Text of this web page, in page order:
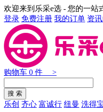
欢迎来到乐采e选 - 您的一站
登录 免费注册 我的订单 资
购物车 0 件 >
乐创 齐心 富诚行 纽曼 洗得